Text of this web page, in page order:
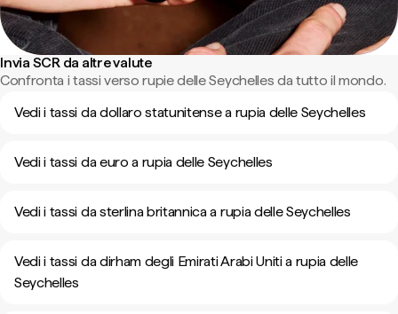
Invia SCR da altre valute
Confronta i tassi verso rupie delle Seychelles da tutto il mondo.
Vedi i tassi da dollaro statunitense a rupia delle Seychelles
Vedi i tassi da euro a rupia delle Seychelles
Vedi i tassi da sterlina britannica a rupia delle Seychelles
Vedi i tassi da dirham degli Emirati Arabi Uniti a rupia delle
Seychelles